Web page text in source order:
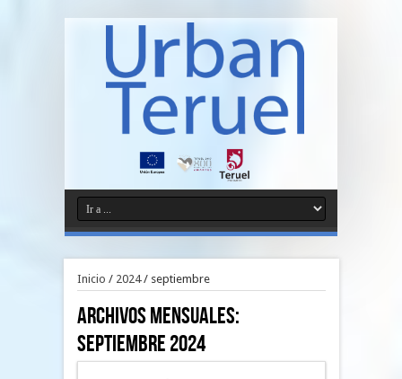
Inicio / 2024/ septiembre
Archivos Mensuales:
septiembre 2024